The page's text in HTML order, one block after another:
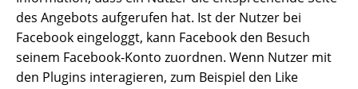
des Angebots aufgerufen hat. Ist der Nutzer bei
Facebook eingeloggt, kann Facebook den Besuch
seinem Facebook-Konto zuordnen. Wenn Nutzer mit
den Plugins interagieren, zum Beispiel den Like